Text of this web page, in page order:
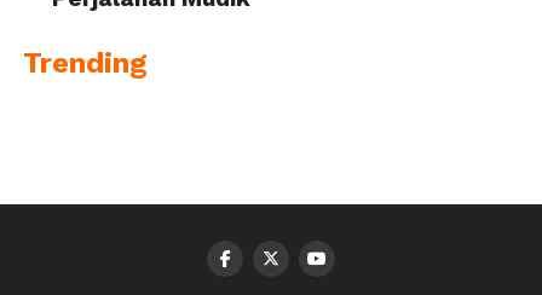
Trending